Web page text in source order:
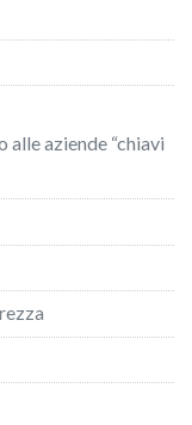
aziende “chiavi